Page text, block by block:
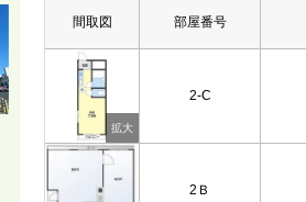
間取図 部屋番号
2-C
2Ｂ